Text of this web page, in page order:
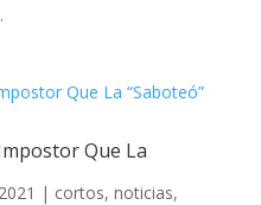
Que La
| cortos, noticias,